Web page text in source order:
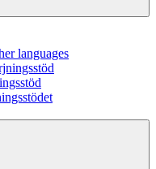
languages